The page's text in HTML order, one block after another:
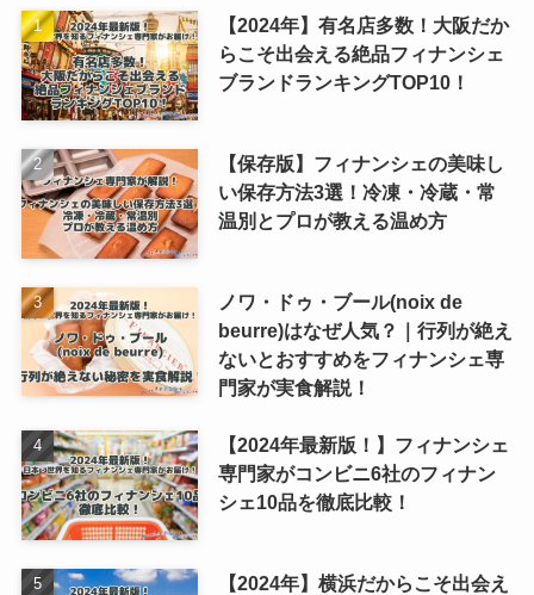
【2024年】有名店多数！大阪だか
らこそ出会える絶品フィナンシェ
ブランドランキングTOP10！
【保存版】フィナンシェの美味し
い保存方法3選！冷凍・冷蔵・常
温別とプロが教える温め方
ノワ・ドゥ・ブール(noix de
beurre)はなぜ人気？｜行列が絶え
ないとおすすめをフィナンシェ専
門家が実食解説！
【2024年最新版！】フィナンシェ
専門家がコンビニ6社のフィナン
シェ10品を徹底比較！
【2024年】横浜だからこそ出会え